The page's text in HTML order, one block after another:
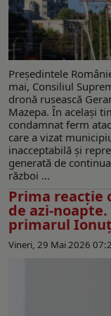
Președintele
mai, Consiliul
dronă rusească
Mazepa. În același
condamnat ferm
care a vizat
inacceptabilă și
generată de
război ...
Prima reacţie
de azi-
primarul
Vineri, 29 Mai 2026